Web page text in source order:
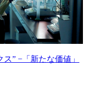
” −「新たな価値」